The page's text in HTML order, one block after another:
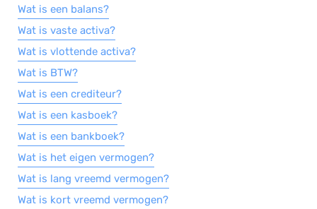
Wat is een balans?
Wat is vaste activa?
Wat is vlottende activa?
Wat is BTW?
Wat is een crediteur?
Wat is een kasboek?
Wat is een bankboek?
Wat is het eigen vermogen?
Wat is lang vreemd vermogen?
Wat is kort vreemd vermogen?